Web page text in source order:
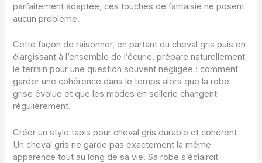
parfaitement adaptée, ces touches de fantaisie ne posent
aucun problème.
Cette façon de raisonner, en partant du cheval gris puis en
élargissant à l’ensemble de l’écurie, prépare naturellement
le terrain pour une question souvent négligée : comment
garder une cohérence dans le temps alors que la robe
grise évolue et que les modes en sellerie changent
régulièrement.
Créer un style tapis pour cheval gris durable et cohérent
Un cheval gris ne garde pas exactement la même
apparence tout au long de sa vie. Sa robe s’éclaircit